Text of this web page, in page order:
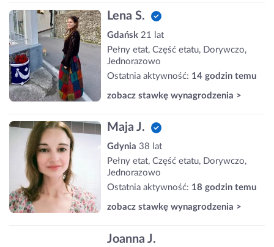
Lena S.
Gdańsk 21 lat
Pełny etat, Część etatu, Dorywczo,
Jednorazowo
Ostatnia aktywność: 14 godzin temu
zobacz stawkę wynagrodzenia >
Maja J.
Gdynia 38 lat
Pełny etat, Część etatu, Dorywczo,
Jednorazowo
Ostatnia aktywność: 18 godzin temu
zobacz stawkę wynagrodzenia >
Joanna J.